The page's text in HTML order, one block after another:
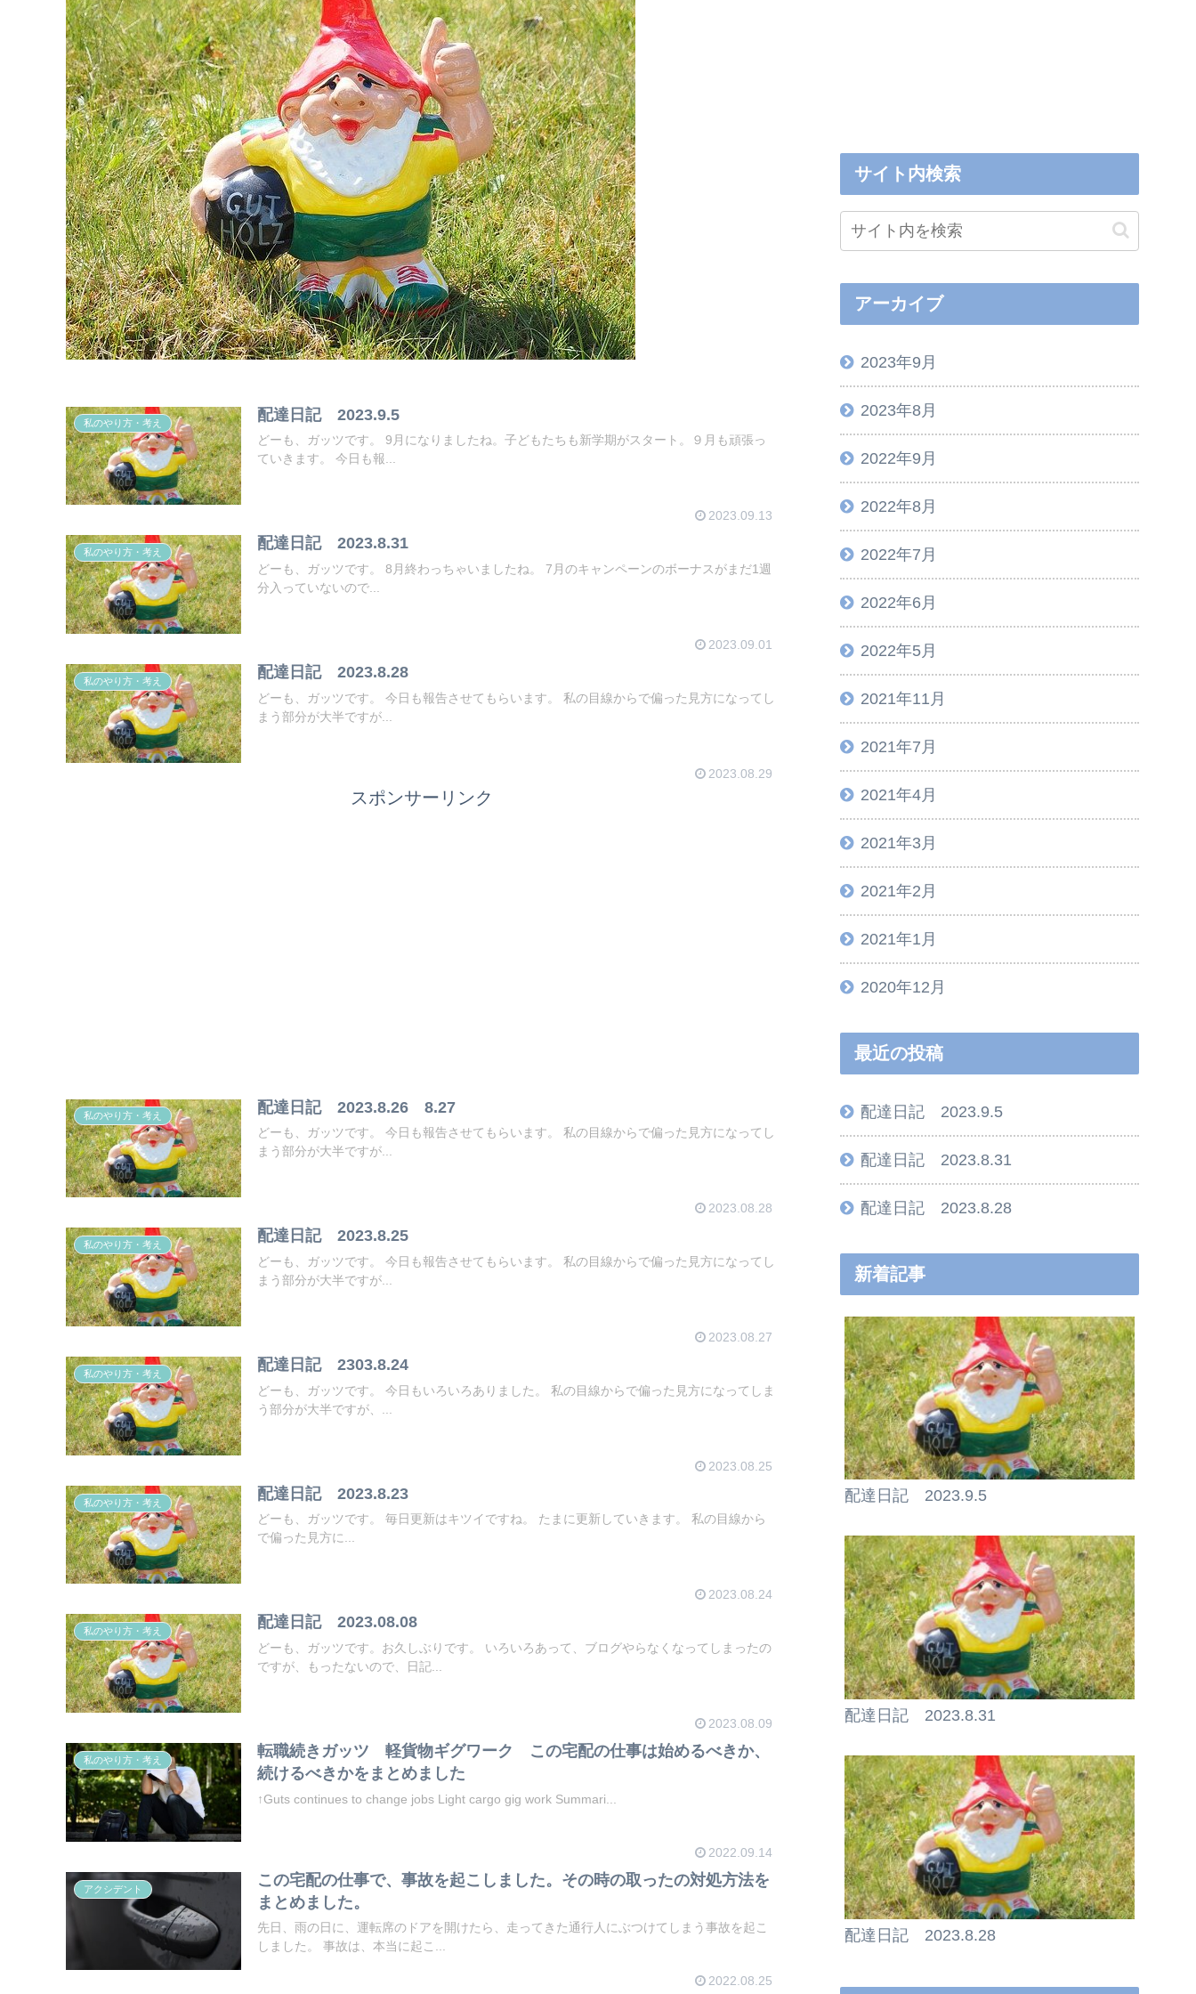
私のやり方・考え 配達日記 2023.9.5
どーも、ガッツです。 9月になりましたね。子どもたちも新学期がスタート。９月も頑張っ
ていきます。 今日も報...
2023.09.13
私のやり方・考え 配達日記 2023.8.31
どーも、ガッツです。 8月終わっちゃいましたね。 7月のキャンペーンのボーナスがまだ1週
分入っていないので...
2023.09.01
私のやり方・考え 配達日記 2023.8.28
どーも、ガッツです。 今日も報告させてもらいます。 私の目線からで偏った見方になってし
まう部分が大半ですが...
2023.08.29
スポンサーリンク
私のやり方・考え 配達日記 2023.8.26 8.27
どーも、ガッツです。 今日も報告させてもらいます。 私の目線からで偏った見方になってし
まう部分が大半ですが...
2023.08.28
私のやり方・考え 配達日記 2023.8.25
どーも、ガッツです。 今日も報告させてもらいます。 私の目線からで偏った見方になってし
まう部分が大半ですが...
2023.08.27
私のやり方・考え 配達日記 2303.8.24
どーも、ガッツです。 今日もいろいろありました。 私の目線からで偏った見方になってしま
う部分が大半ですが、...
2023.08.25
私のやり方・考え 配達日記 2023.8.23
どーも、ガッツです。 毎日更新はキツイですね。 たまに更新していきます。 私の目線から
で偏った見方に...
2023.08.24
私のやり方・考え 配達日記 2023.08.08
どーも、ガッツです。お久しぶりです。 いろいろあって、ブログやらなくなってしまったの
ですが、もったないので、日記...
2023.08.09
私のやり方・考え
転職続きガッツ 軽貨物ギグワーク この宅配の仕事は始めるべきか、
続けるべきかをまとめました
↑Guts continues to change jobs Light cargo gig work Summari...
2022.09.14
アクシデント
この宅配の仕事で、事故を起こしました。その時の取ったの対処方法を
まとめました。
先日、雨の日に、運転席のドアを開けたら、走ってきた通行人にぶつけてしまう事故を起こ
しました。 事故は、本当に起こ...
2022.08.25
サイト内検索
アーカイブ
2023年9月
2023年8月
2022年9月
2022年8月
2022年7月
2022年6月
2022年5月
2021年11月
2021年7月
2021年4月
2021年3月
2021年2月
2021年1月
2020年12月
最近の投稿
配達日記 2023.9.5
配達日記 2023.8.31
配達日記 2023.8.28
新着記事
配達日記 2023.9.5
配達日記 2023.8.31
配達日記 2023.8.28